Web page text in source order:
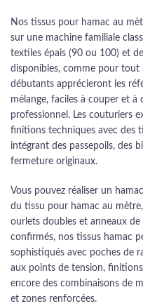
Nos tissus pour hamac au
sur une machine familiale
textiles épais (90 ou 100) et
disponibles, comme pour
débutants apprécieront les
mélange, faciles à couper et
professionnel. Les couturiers
finitions techniques avec des
intégrant des passepoils, des
fermeture originaux.
Vous pouvez réaliser un
du tissu pour hamac au
ourlets doubles et anneaux
confirmés, nos tissus hamac
sophistiqués avec poches de
aux points de tension,
encore des combinaisons de
et zones renforcées.